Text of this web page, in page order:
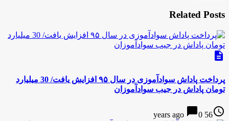
Related Posts
description
پرداخت پاداش سوادآموزی در سال ۹۵ افزایش یافت/ 30 میلیارد
تومان پاداش در جیب سوادآموزان
access_time
56 years ago
chat_bubble0